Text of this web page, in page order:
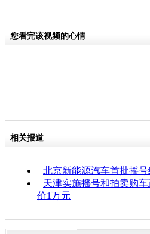
您看完该视频的心情
相关报道
北京新能源汽车首批摇
天津实施摇号和拍卖购
价1万元